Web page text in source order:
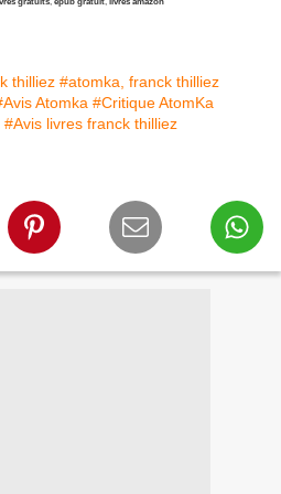
thilliez #atomka, franck thilliez
Atomka #Critique AtomKa
#Avis livres franck thilliez